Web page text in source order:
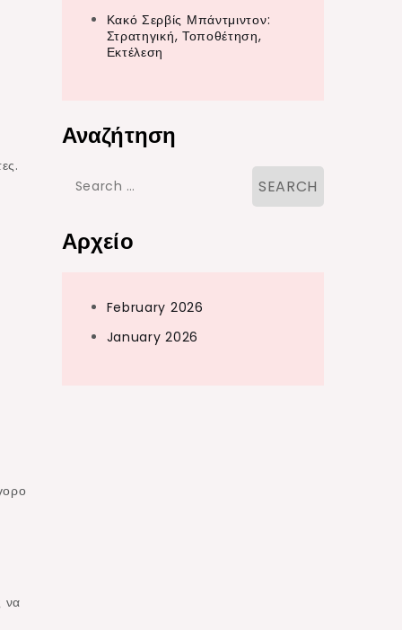
να
Κακό Σερβίς Μπάντμιντον:
Στρατηγική, Τοποθέτηση,
Εκτέλεση
Αναζήτηση
Search
Αρχείο
February 2026
January 2026